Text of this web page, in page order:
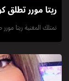
ريتا مورر تطلق
تمتلك المغنية ريتا